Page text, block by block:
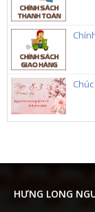
HƯNG LONG